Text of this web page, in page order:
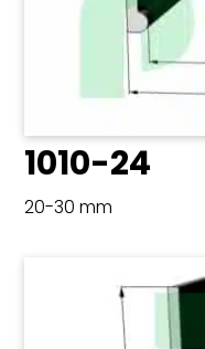
1010-24
20-30 mm